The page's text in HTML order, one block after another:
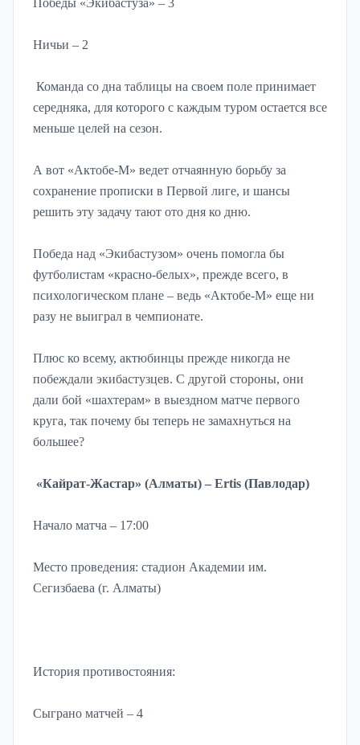
Победы «Экибастуза» – 3
Ничьи – 2
Команда со дна таблицы на своем поле принимает
середняка, для которого с каждым туром остается все
меньше целей на сезон.
А вот «Актобе-М» ведет отчаянную борьбу за
сохранение прописки в Первой лиге, и шансы
решить эту задачу тают ото дня ко дню.
Победа над «Экибастузом» очень помогла бы
футболистам «красно-белых», прежде всего, в
психологическом плане – ведь «Актобе-М» еще ни
разу не выиграл в чемпионате.
Плюс ко всему, актюбинцы прежде никогда не
побеждали экибастузцев. С другой стороны, они
дали бой «шахтерам» в выездном матче первого
круга, так почему бы теперь не замахнуться на
большее?
«Кайрат-Жастар» (Алматы) – Ertis (Павлодар)
Начало матча – 17:00
Место проведения: стадион Академии им.
Сегизбаева (г. Алматы)
История противостояния:
Сыграно матчей – 4